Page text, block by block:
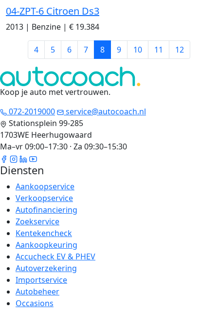
04-ZPT-6 Citroen Ds3
2013 | Benzine | € 19.384
4 5 6 7 8 9 10 11 12
Koop je auto met vertrouwen.
072-2019000
service@autocoach.nl
Stationsplein 99-285
1703WE Heerhugowaard
Ma–vr 09:00–17:30 · Za 09:30–15:30
Diensten
Aankoopservice
Verkoopservice
Autofinanciering
Zoekservice
Kentekencheck
Aankoopkeuring
Accucheck EV & PHEV
Autoverzekering
Importservice
Autobeheer
Occasions